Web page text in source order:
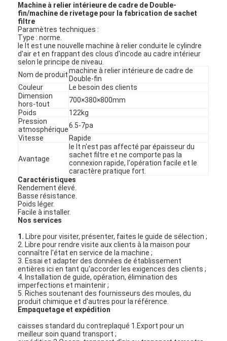
Machine à relier intérieure de cadre de Double-
fin/machine de rivetage pour la fabrication de sachet
filtre
Paramètres techniques :
Type : norme.
le lt est une nouvelle machine à relier conduite le cylindre
d'air et en frappant des clous d'incode au cadre intérieur
selon le principe de niveau.
Nom de produit machine à relier intérieure de cadre de
Double-fin
Couleur
Le besoin des clients
Dimension
hors-tout
700×380×800mm
Poids
122kg
Pression
atmosphérique6.5-7pa
Vitesse
Rapide
Avantage
le lt n'est pas affecté par épaisseur du
sachet filtre et ne comporte pas la
connexion rapide, l'opération facile et le
caractère pratique fort.
Caractéristiques
Rendement élevé.
Basse résistance.
Poids léger.
Facile à installer.
Nos services
1. Libre pour visiter, présenter, faites le guide de sélection ;
2. Libre pour rendre visite aux clients à la maison pour
connaître l'état en service de la machine ;
3. Essai et adapter des données de établissement
entières ici en tant qu'accorder les exigences des clients ;
4. Installation de guide, opération, élimination des
imperfections et maintenir ;
5. Riches soutenant des fournisseurs des moules, du
produit chimique et d'autres pour la référence.
Empaquetage et expédition
caisses standard du contreplaqué 1.Export pour un
meilleur soin quand transport ;